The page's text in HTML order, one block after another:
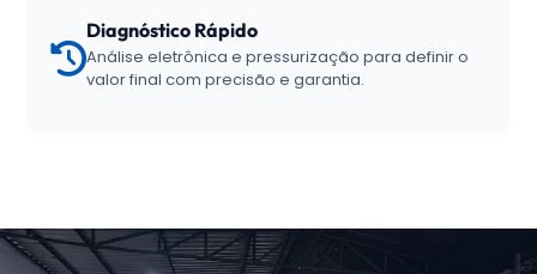
Diagnóstico Rápido
Análise eletrônica e pressurização para definir o
valor final com precisão e garantia.